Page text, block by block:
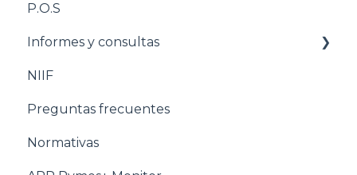
Estructuración Producción
Pasos para configurar POS
Estructuración POS
Estructuración Utilitarios
P.O.S
Informes y consultas
Nomina
NIIF
Preguntas frecuentes
Normativas